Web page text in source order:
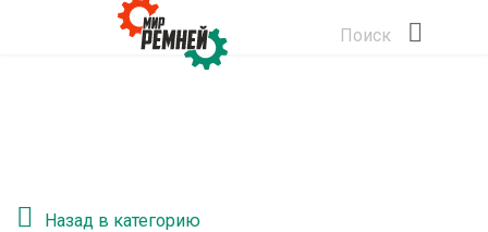
Поиск
Назад в категорию